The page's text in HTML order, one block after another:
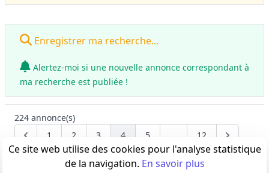
Enregistrer ma recherche...
Alertez-moi si une nouvelle annonce correspondant à
ma recherche est publiée !
224 annonce(s)
Previous1 2 3 4 5 12 Next
Ce site web utilise des cookies pour l'analyse statistique
de la navigation. En savoir plus